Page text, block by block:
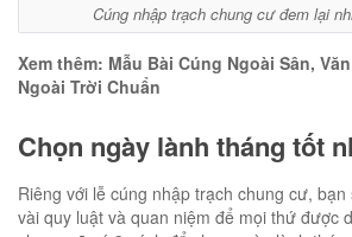
Cúng nhập trạch chung cư đem lại
Xem thêm: Mẫu Bài Cúng Ngoài Sân,
Ngoài Trời Chuẩn
Chọn ngày lành tháng tốt
Riêng với lễ cúng nhập trạch chung cư,
vài quy luật và quan niệm để mọi thứ được